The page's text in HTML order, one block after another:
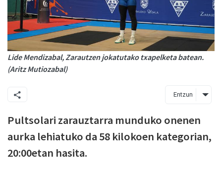
Lide Mendizabal, Zarautzen jokatutako txapelketa batean.
(Aritz Mutiozabal)
Entzun
Pultsolari zarauztarra munduko onenen
aurka lehiatuko da 58 kilokoen kategorian,
20:00etan hasita.